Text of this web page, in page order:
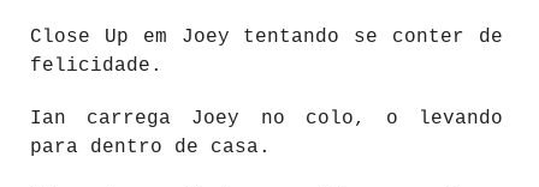
Close Up em Joey tentando se conter de
felicidade.
Ian carrega Joey no colo, o levando
para dentro de casa.